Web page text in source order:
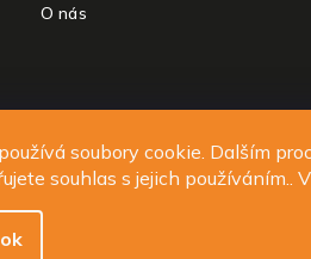
soubory cookie. Dalším
souhlas s jejich používáním..
O nás
2026 ALIGATOR - telefony, chytré
Süti beállítások